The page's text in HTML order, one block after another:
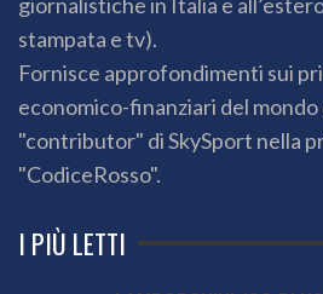
giornalistiche in Italia e
stampata e tv).
Fornisce approfondimenti sui
economico-finanziari del
"contributor" di SkySport nella
"CodiceRosso".
I PIÙ LETTI